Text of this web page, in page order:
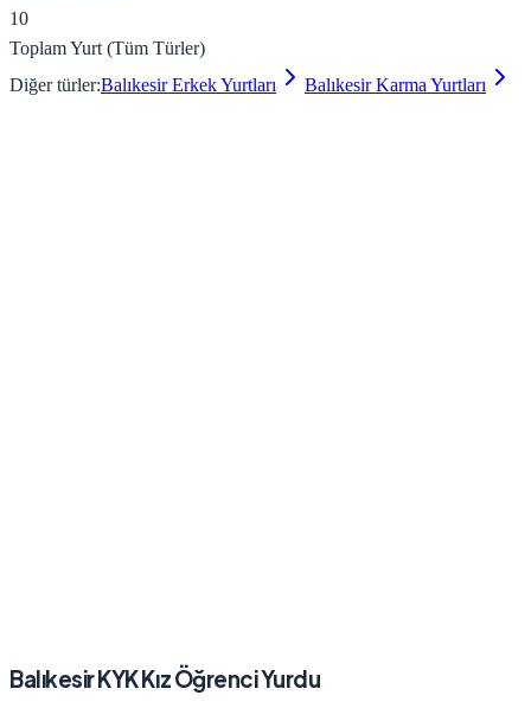
10
Toplam Yurt (Tüm Türler)
Diğer türler:Balıkesir ErkekYurtları Balıkesir Karma Yurtları
Balıkesir KYK Kız Öğrenci Yurdu